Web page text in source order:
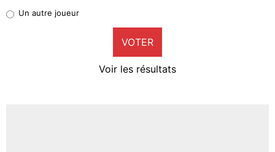
9%
Un autre joueur
VOTER
Voir les résultats